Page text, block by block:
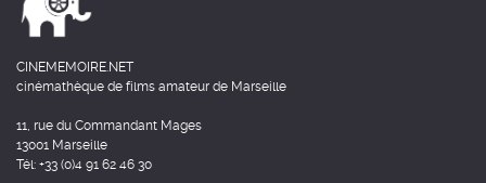
CINEMEMOIRE.NET
cinémathèque de films amateur de Marseille
11, rue du Commandant Mages
13001 Marseille
Tél: +33 (0)4 91 62 46 30